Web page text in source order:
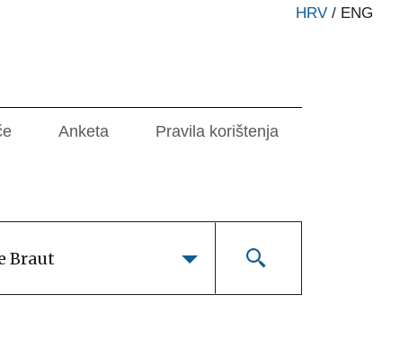
HRV / ENG
Anketa Pravila korištenja
Braut